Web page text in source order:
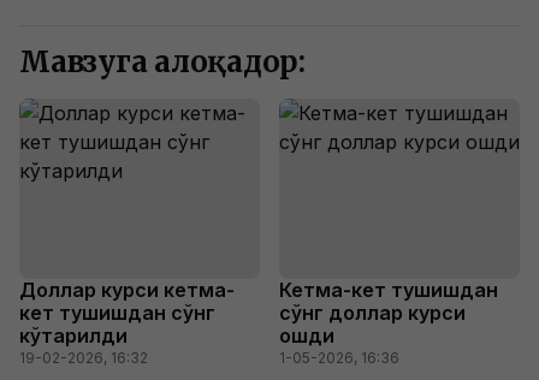
Мавзуга алоқадор:
Доллар курси кетма-
кет тушишдан сўнг
кўтарилди
19-02-2026, 16:32
Кетма-кет тушишдан
сўнг доллар курси
ошди
1-05-2026, 16:36